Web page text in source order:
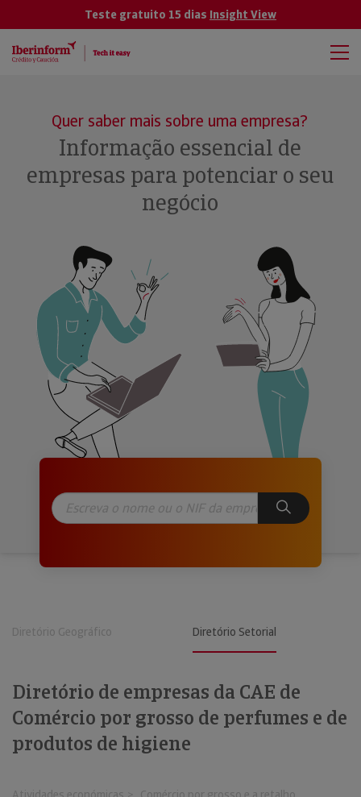
Teste gratuito 15 dias Insight View
Quer saber mais sobre uma empresa?
Informação essencial de
empresas para potenciar o seu
negócio
Diretório Geográfico Diretório Setorial
Diretório de empresas da CAE de
Comércio por grosso de perfumes e de
produtos de higiene